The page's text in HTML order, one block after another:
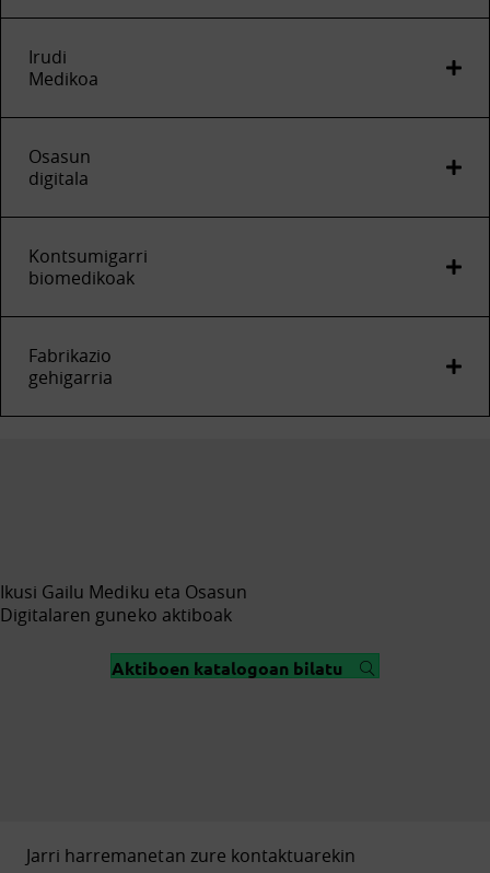
Irudi
Medikoa
Osasun
digitala
Kontsumigarri
biomedikoak
Fabrikazio
gehigarria
Ikusi Gailu Mediku eta Osasun
Digitalaren guneko aktiboak
Aktiboen katalogoan bilatu
Jarri harremanetan zure kontaktuarekin